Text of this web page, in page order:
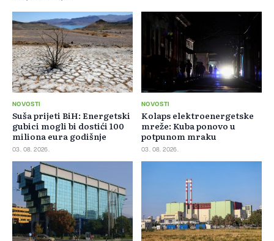
NOVOSTI
Suša prijeti BiH: Energetski
gubici mogli bi dostići 100
miliona eura godišnje
03. 08. 2026.
NOVOSTI
Kolaps elektroenergetske
mreže: Kuba ponovo u
potpunom mraku
03. 08. 2026.